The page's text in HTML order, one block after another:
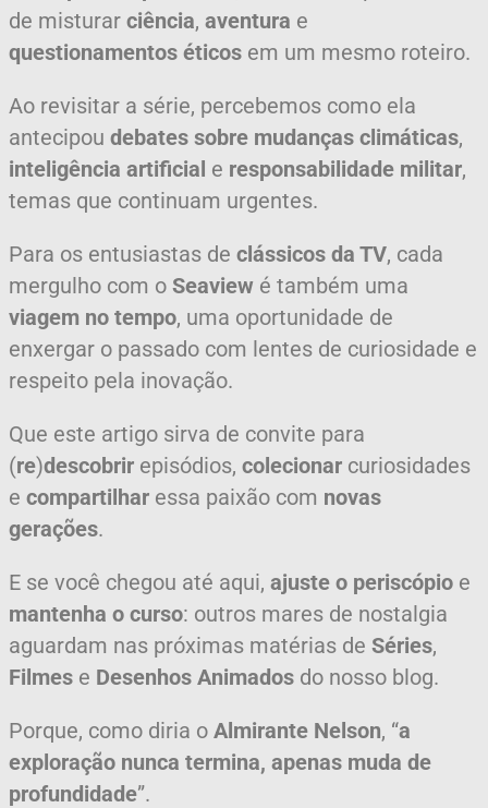
de misturar ciência, aventura e
questionamentos éticos em um mesmo roteiro.
Ao revisitar a série, percebemos como ela
antecipou debates sobre mudanças climáticas,
inteligência artificial e responsabilidade militar,
temas que continuam urgentes.
Para os entusiastas de clássicos da TV, cada
mergulho com o Seaview é também uma
viagem no tempo, uma oportunidade de
enxergar o passado com lentes de curiosidade e
respeito pela inovação.
Que este artigo sirva de convite para
(re)descobrir episódios, colecionar curiosidades
e compartilhar essa paixão com novas
gerações.
E se você chegou até aqui, ajuste o periscópio e
mantenha o curso: outros mares de nostalgia
aguardam nas próximas matérias de Séries,
Filmes e Desenhos Animados do nosso blog.
Porque, como diria o Almirante Nelson, “a
exploração nunca termina, apenas muda de
profundidade”.